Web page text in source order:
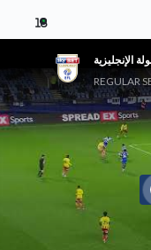
18
الإنجليزية
REGULAR